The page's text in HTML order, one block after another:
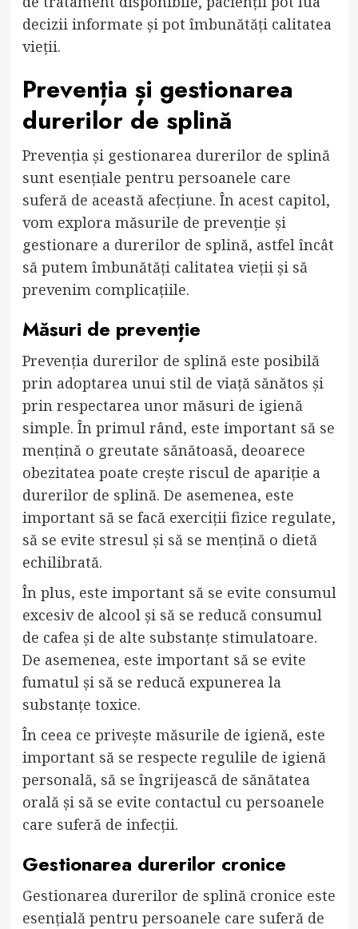
decizii informate și pot îmbunătăți calitatea
vieții.
Prevenția și gestionarea
durerilor de splină
Prevenția și gestionarea durerilor de splină
sunt esențiale pentru persoanele care
suferă de această afecțiune. În acest capitol,
vom explora măsurile de prevenție și
gestionare a durerilor de splină, astfel încât
să putem îmbunătăți calitatea vieții și să
prevenim complicațiile.
Măsuri de prevenție
Prevenția durerilor de splină este posibilă
prin adoptarea unui stil de viață sănătos și
prin respectarea unor măsuri de igienă
simple. În primul rând, este important să se
mențină o greutate sănătoasă, deoarece
obezitatea poate crește riscul de apariție a
durerilor de splină. De asemenea, este
important să se facă exerciții fizice regulate,
să se evite stresul și să se mențină o dietă
echilibrată.
În plus, este important să se evite consumul
excesiv de alcool și să se reducă consumul
de cafea și de alte substanțe stimulatoare.
De asemenea, este important să se evite
fumatul și să se reducă expunerea la
substanțe toxice.
În ceea ce privește măsurile de igienă, este
important să se respecte regulile de igienă
personală, să se îngrijească de sănătatea
orală și să se evite contactul cu persoanele
care suferă de infecții.
Gestionarea durerilor cronice
Gestionarea durerilor de splină cronice este
esențială pentru persoanele care suferă de